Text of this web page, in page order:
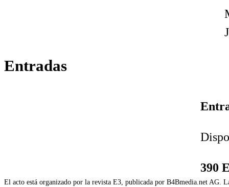
Entradas
390
El acto está organizado por la revista E3, publicada por B4Bmedia.net AG.